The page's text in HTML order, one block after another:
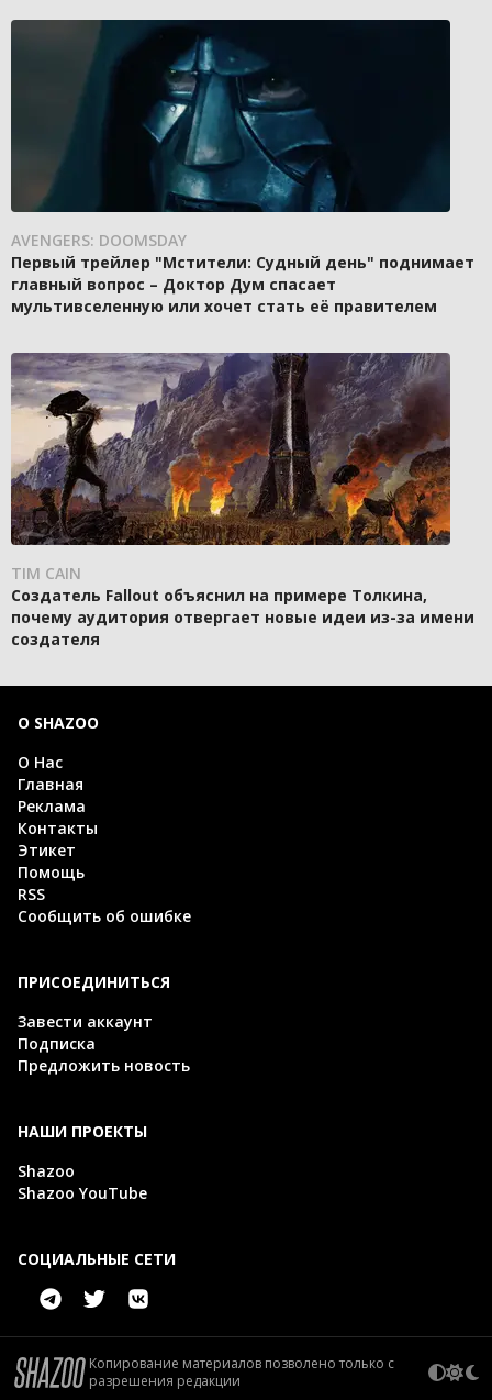
AVENGERS: DOOMSDAY
Первый трейлер "Мстители: Судный день" поднимает
главный вопрос – Доктор Дум спасает
мультивселенную или хочет стать её правителем
TIM CAIN
Создатель Fallout объяснил на примере Толкина,
почему аудитория отвергает новые идеи из-за имени
создателя
О SHAZOO
О Нас
Главная
Реклама
Контакты
Этикет
Помощь
RSS
Сообщить об ошибке
ПРИСОЕДИНИТЬСЯ
Завести аккаунт
Подписка
Предложить новость
НАШИ ПРОЕКТЫ
Shazoo
Shazoo YouTube
СОЦИАЛЬНЫЕ СЕТИ
Копирование материалов позволено только с
разрешения редакции